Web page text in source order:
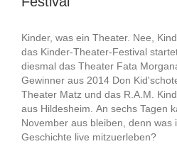
Kinder, was ein Theater. Nee,
das Kinder-Theater-Festival
diesmal das Theater Fata
Gewinner aus 2014 Don
Theater Matz und das R.A.M.
aus Hildesheim. An sechs Tagen
November aus bleiben, denn was
Geschichte live mitzuerleben?